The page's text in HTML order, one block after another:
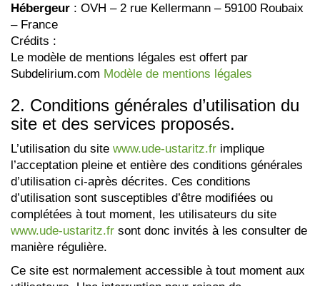
Hébergeur : OVH – 2 rue Kellermann – 59100 Roubaix
– France
Crédits :
Le modèle de mentions légales est offert par
Subdelirium.com Modèle de mentions légales
2. Conditions générales d’utilisation du
site et des services proposés.
L’utilisation du site www.ude-ustaritz.fr implique
l’acceptation pleine et entière des conditions générales
d’utilisation ci-après décrites. Ces conditions
d’utilisation sont susceptibles d’être modifiées ou
complétées à tout moment, les utilisateurs du site
www.ude-ustaritz.fr sont donc invités à les consulter de
manière régulière.
Ce site est normalement accessible à tout moment aux